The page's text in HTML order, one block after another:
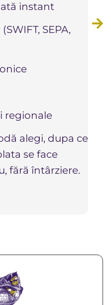
instant
(SWIFT, SEPA,
regionale
alegi, dupa ce
se face
fără întârziere.